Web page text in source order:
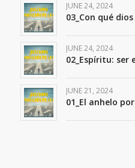
JUNE 24, 2024
03_Con qué
JUNE 24, 2024
02_Espíritu: ser
JUNE 21, 2024
01_El anhelo